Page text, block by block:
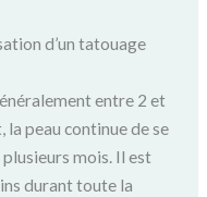
d’un tatouage
entre 2 et
la peau continue de se
mois. Il est
durant toute la